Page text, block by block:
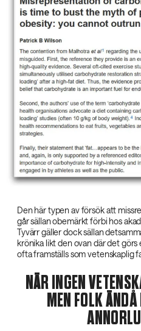
Den här typen av försök att
går sällan obemärkt förbi hos
Tyvärr gäller dock sällan
krönika likt den ovan där det görs
ofta framställs som vetenskaplig
NÄR INGEN
MEN FOLK